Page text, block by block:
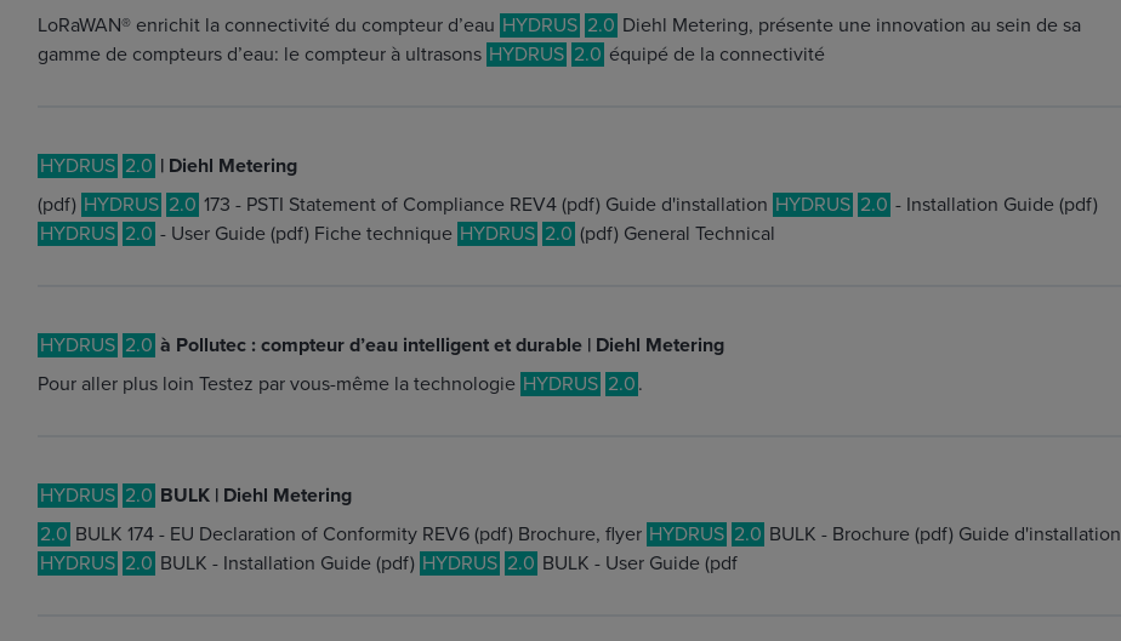
LoRaWAN® enrichit la connectivité du compteur d’eau HYDRUS 2.0 Diehl Metering, présente une innovation au sein de sa
gamme de compteurs d’eau: le compteur à ultrasons HYDRUS 2.0 équipé de la connectivité
HYDRUS 2.0 | Diehl Metering
(pdf) HYDRUS 2.0 173 - PSTI Statement of Compliance REV4 (pdf) Guide d'installation HYDRUS 2.0 - Installation Guide (pdf)
HYDRUS 2.0 - User Guide (pdf) Fiche technique HYDRUS 2.0 (pdf) General Technical
HYDRUS 2.0 à Pollutec : compteur d’eau intelligent et durable | Diehl Metering
Pour aller plus loin Testez par vous-même la technologie HYDRUS 2.0 .
HYDRUS 2.0 BULK | Diehl Metering
2.0 BULK 174 - EU Declaration of Conformity REV6 (pdf) Brochure, flyer HYDRUS 2.0 BULK - Brochure (pdf) Guide d'installation
HYDRUS 2.0 BULK - Installation Guide (pdf) HYDRUS 2.0 BULK - User Guide (pdf